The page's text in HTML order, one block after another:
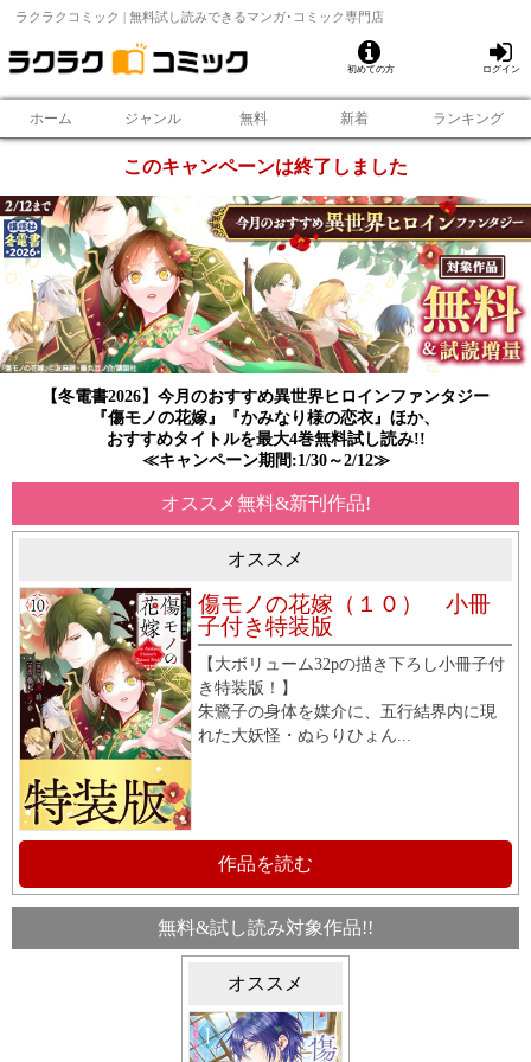
ラクラクコミック | 無料試し読みできるマンガ･コミック専門店
初めての方 ログイン
ホーム ジャンル 無料 新着 ランキング
このキャンペーンは終了しました
【冬電書2026】今月のおすすめ異世界ヒロインファンタジー
『傷モノの花嫁』『かみなり様の恋衣』ほか、
おすすめタイトルを最大4巻無料試し読み!!
≪キャンペーン期間:1/30～2/12≫
オススメ無料&新刊作品!
オススメ
傷モノの花嫁（１０） 小冊
子付き特装版
【大ボリューム32pの描き下ろし小冊子付
き特装版！】
朱鷺子の身体を媒介に、五行結界内に現
れた大妖怪・ぬらりひょん...
作品を読む
無料&試し読み対象作品!!
オススメ